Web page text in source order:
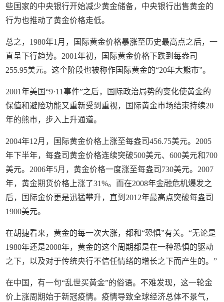
些国家的中央银行开始减少黄金储备，中央银行出售黄金的
行为也推动了黄金价格走低。
总之，1980年1月，国际黄金价格暴涨至历史最高点之后，一
直呈下行趋势。2001年初，国际黄金价格下跌到每盎司
255.95美元。这个阶段也被称作国际黄金的“20年大熊市”。
2001年美国“9·11事件”之后，国际政治局势的变化使黄金的
保值和避险功能又重新受到重视，国际黄金市场结束持续20
年的熊市，步入上升通道。
2004年12月，国际黄金价格上涨至每盎司456.75美元。2005
年下半年，每盎司黄金价格连续突破500美元、600美元和700
美元。2006年5月，黄金价格一度涨至每盎司730美元。2007
年，黄金期货价格上涨了31%。而在2008年金融危机爆发之
后，国际金价更是迅猛攀升，直到2012年最高点突破每盎司
1900美元。
在胡捷看来，黄金的每一次大涨，都和“恐惧”有关。“无论是
1980年还是2008年，黄金的这个周期都是在一种恐惧的驱动
之下，以及对于传统央行不信任情绪的增长之下而产生的。”
在中国，有一句“乱世买黄金”的俗语。不难发现，这一轮金
价上涨周期始于新冠疫情。疫情导致全球经济总体不景气，